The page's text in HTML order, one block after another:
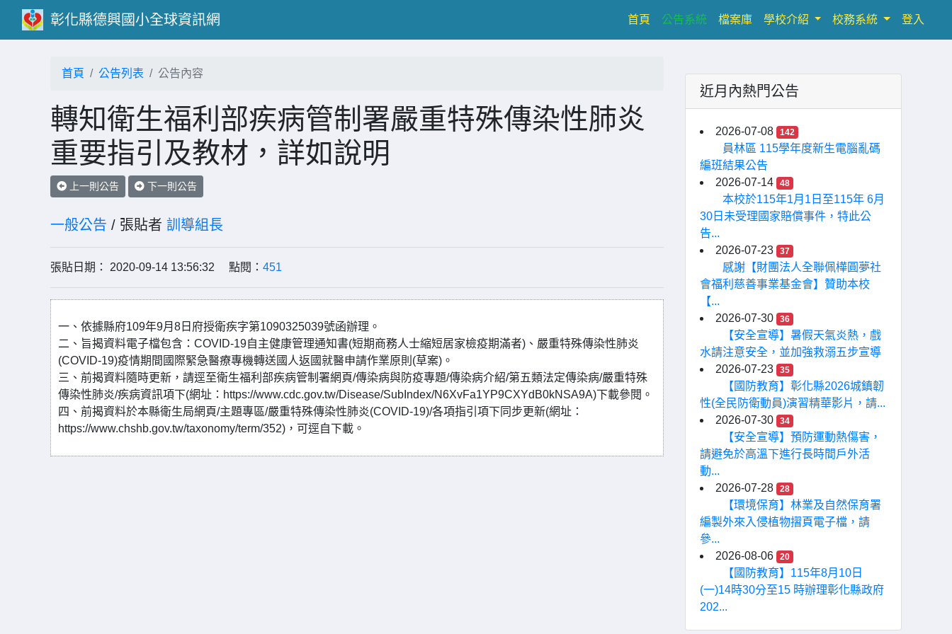
彰化縣德興國小全球資訊網 首頁(current)
公告系統 檔案庫 學校介紹 校務系統 登入
首頁 公告列表 公告內容
轉知衛生福利部疾病管制署嚴重特殊傳染性肺炎
重要指引及教材，詳如說明
上一則公告 下一則公告
一般公告 / 張貼者 訓導組長
張貼日期： 2020-09-14 13:56:32 點閱： 451
一、依據縣府109年9月8日府授衛疾字第1090325039號函辦理。
二、旨揭資料電子檔包含：COVID-19自主健康管理通知書(短期商務人士縮短居家檢疫期滿者)、嚴重特殊傳染性肺炎
(COVID-19)疫情期間國際緊急醫療專機轉送國人返國就醫申請作業原則(草案)。
三、前揭資料隨時更新，請逕至衛生福利部疾病管制署網頁/傳染病與防疫專題/傳染病介紹/第五類法定傳染病/嚴重特殊
傳染性肺炎/疾病資訊項下(網址：https://www.cdc.gov.tw/Disease/SubIndex/N6XvFa1YP9CXYdB0kNSA9A)下載參閱。
四、前揭資料於本縣衛生局網頁/主題專區/嚴重特殊傳染性肺炎(COVID-19)/各項指引項下同步更新(網址：
https://www.chshb.gov.tw/taxonomy/term/352)，可逕自下載。
近月內熱門公告
2026-07-08 142
員林區 115學年度新生電腦亂碼
編班結果公告
2026-07-14
48
本校於115年1月1日至115年 6月
30日未受理國家賠償事件，特此公
告...
2026-07-23
37
感謝【財團法人全聯佩樺圓夢社
會福利慈善事業基金會】贊助本校
【...
2026-07-30
36
【安全宣導】暑假天氣炎熱，戲
水請注意安全，並加強救溺五步宣導
2026-07-23
35
【國防教育】彰化縣2026城鎮韌
性(全民防衛動員)演習精華影片，請...
2026-07-30
34
【安全宣導】預防運動熱傷害，
請避免於高溫下進行長時間戶外活
動...
2026-07-28
28
【環境保育】林業及自然保育署
編製外來入侵植物摺頁電子檔，請
參...
2026-08-06
20
【國防教育】115年8月10日
(一)14時30分至15 時辦理彰化縣政府
202...